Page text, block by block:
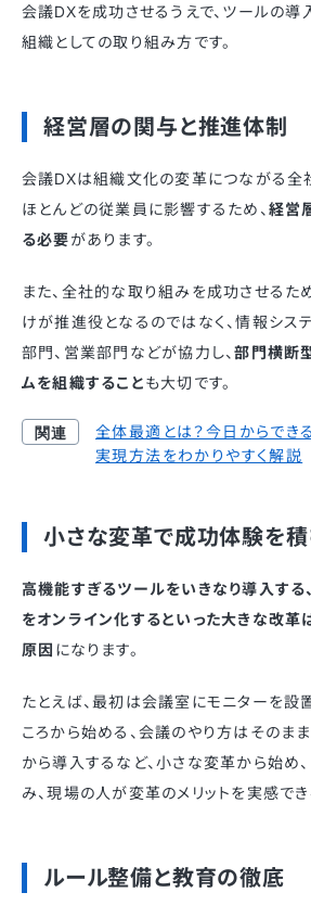
会議DXを成功させるうえで、ツールの導
組織としての取り組み方です。
経営層の関与と推進体制
会議DXは組織文化の変革につながる全
ほとんどの従業員に影響するため、 経営
る必要があります。
また、全社的な取り組みを成功させるた
けが推進役となるのではなく、情報シス
部門、営業部門などが協力し、部門横断
ムを組織することも大切です。
全体最適とは？今日からでき
実現方法をわかりやすく解説
小さな変革で成功体験を
高機能すぎるツールをいきなり導入する
をオンライン化するといった大きな改革
原因 になります。
たとえば、最初は会議室にモニターを設
ころから始める、会議のやり方はそのま
から導入するなど、小さな変革から始め
み、現場の人が変革のメリットを実感でき
ルール整備と教育の徹底